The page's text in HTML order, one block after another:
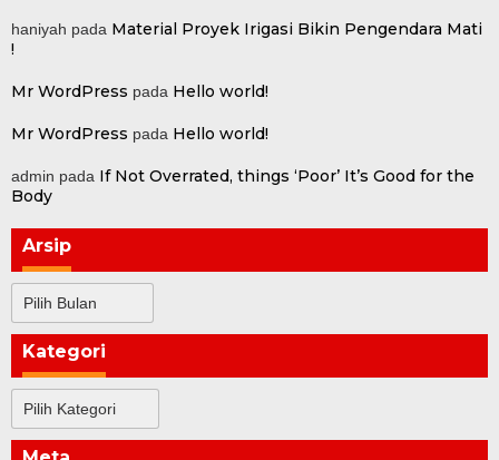
haniyah pada Material Proyek Irigasi Bikin Pengendara Mati
!
Mr WordPress pada Hello world!
Mr WordPress pada Hello world!
admin pada If Not Overrated, things ‘Poor’ It’s Good for the
Body
Arsip
Kategori